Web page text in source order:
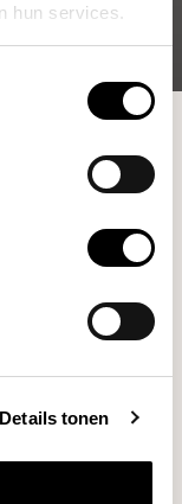
hun services.
Details tonen
eenvoud,
drukke
goed